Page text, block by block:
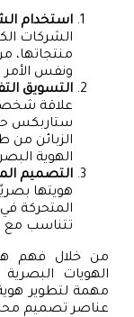
استخدام
الشركات
منتجاتها،
ونفس الأمر
التسويق
علاقة
ستاربكس
الزبائن
الهوية
التصميم
هويتها
المتحركة
تتناسب مع
من خلال فهم
الهويات
مهمة لتطوير
عناصر تصميم